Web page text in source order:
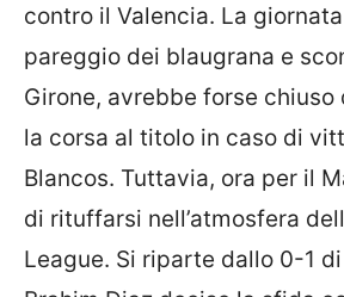
contro il Valencia. La
pareggio dei blaugrana e
Girone, avrebbe forse
la corsa al titolo in caso di
Blancos. Tuttavia, ora per il
di rituffarsi nell’atmosfera
League. Si riparte dallo 0-1